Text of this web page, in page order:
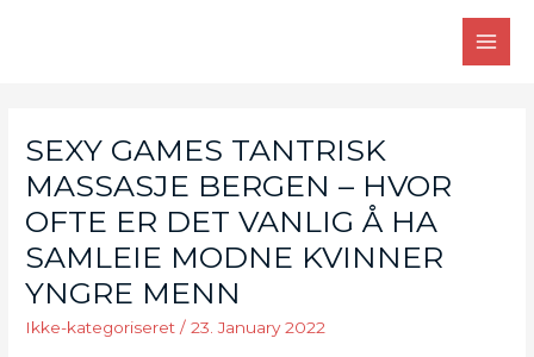
SEXY GAMES TANTRISK
MASSASJE BERGEN – HVOR
OFTE ER DET VANLIG Å HA
SAMLEIE MODNE KVINNER
YNGRE MENN
Ikke-kategoriseret /23. January 2022